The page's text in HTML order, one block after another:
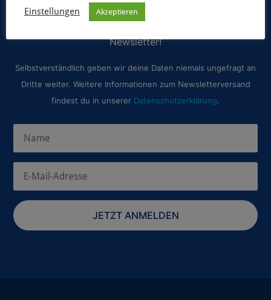
Spiele-Projekte und aktuelle Neuerscheinungen
Newsletter!
Selbstverständlich geben wir deine Daten niemals ungefragt an
Dritte weiter. Weitere Informationen zum Newsletterversand
findest du in unserer Datenschutzerklärung.
JETZT ANMELDEN
Einstellungen Akzeptieren